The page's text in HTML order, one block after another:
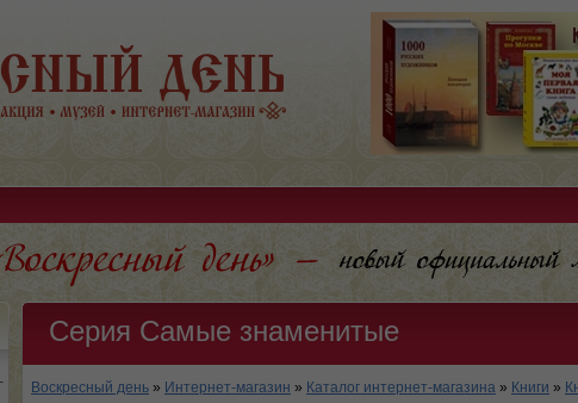
Серия Самые знаменитые
Воскресный день » Интернет-магазин » Каталог интернет-магазина » Книги »